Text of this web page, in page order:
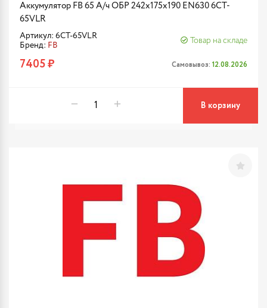
Аккумулятор FB 65 А/ч ОБР 242х175х190 EN630 6CT-
65VLR
Артикул: 6CT-65VLR
Бренд: FB
Товар на складе
7405 ₽ Самовывоз: 12.08.2026
В корзину